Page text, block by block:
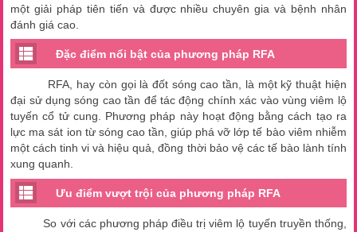
một giải pháp tiên tiến và được nhiều chuyên gia và bệnh nhân
đánh giá cao.
Đặc điểm nổi bật của phương pháp RFA
RFA, hay còn gọi là đốt sóng cao tần, là một kỹ thuật hiện
đại sử dụng sóng cao tần để tác động chính xác vào vùng viêm lộ
tuyến cổ tử cung. Phương pháp này hoạt động bằng cách tạo ra
lực ma sát ion từ sóng cao tần, giúp phá vỡ lớp tế bào viêm nhiễm
một cách tinh vi và hiệu quả, đồng thời bảo vệ các tế bào lành tính
xung quanh.
Ưu điểm vượt trội của phương pháp RFA
So với các phương pháp điều trị viêm lộ tuyến truyền thống,